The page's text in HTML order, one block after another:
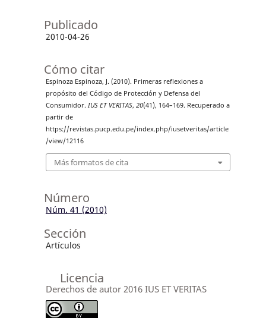
Publicado
2010-04-26
Cómo citar
Espinoza Espinoza, J. (2010). Primeras reflexiones a
propósito del Código de Protección y Defensa del
Consumidor. IUS ET VERITAS, 20(41), 164–169. Recuperado a
partir de
https://revistas.pucp.edu.pe/index.php/iusetveritas/article
/view/12116
Más formatos de cita
Número
Núm. 41 (2010)
Sección
Artículos
Licencia
Derechos de autor 2016 IUS ET VERITAS